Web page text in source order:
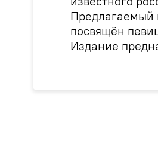
Предлагаемый
посвящён
Издание